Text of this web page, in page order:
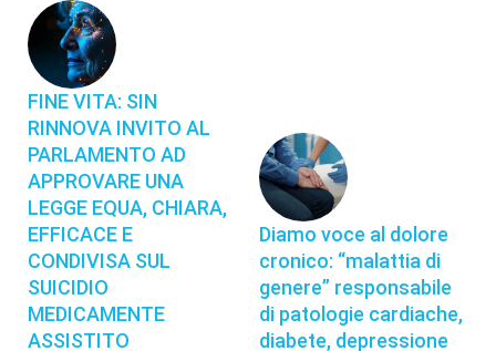
FINE VITA: SIN
RINNOVA INVITO AL
PARLAMENTO AD
APPROVARE UNA
LEGGE EQUA, CHIARA,
EFFICACE E
CONDIVISA SUL
SUICIDIO
MEDICAMENTE
ASSISTITO
Diamo voce al dolore
cronico: “malattia di
genere” responsabile
di patologie cardiache,
diabete, depressione